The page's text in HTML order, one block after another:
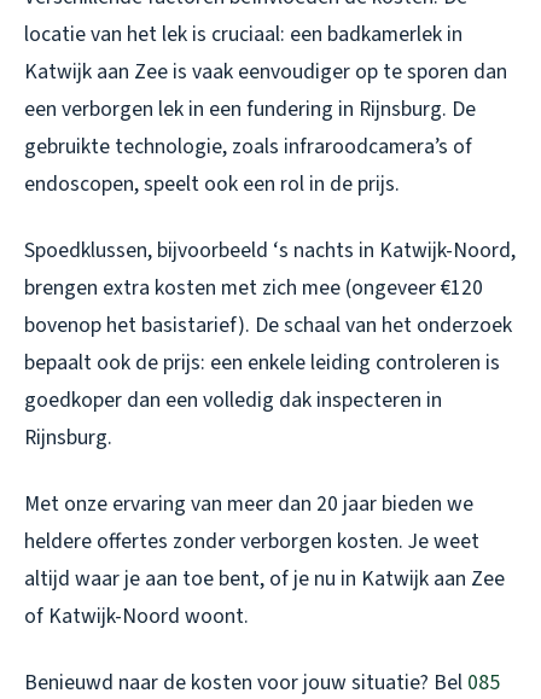
locatie van het lek is cruciaal: een badkamerlek in
Katwijk aan Zee is vaak eenvoudiger op te sporen dan
een verborgen lek in een fundering in Rijnsburg. De
gebruikte technologie, zoals infraroodcamera’s of
endoscopen, speelt ook een rol in de prijs.
Spoedklussen, bijvoorbeeld ‘s nachts in Katwijk-Noord,
brengen extra kosten met zich mee (ongeveer €120
bovenop het basistarief). De schaal van het onderzoek
bepaalt ook de prijs: een enkele leiding controleren is
goedkoper dan een volledig dak inspecteren in
Rijnsburg.
Met onze ervaring van meer dan 20 jaar bieden we
heldere offertes zonder verborgen kosten. Je weet
altijd waar je aan toe bent, of je nu in Katwijk aan Zee
of Katwijk-Noord woont.
Benieuwd naar de kosten voor jouw situatie? Bel 085